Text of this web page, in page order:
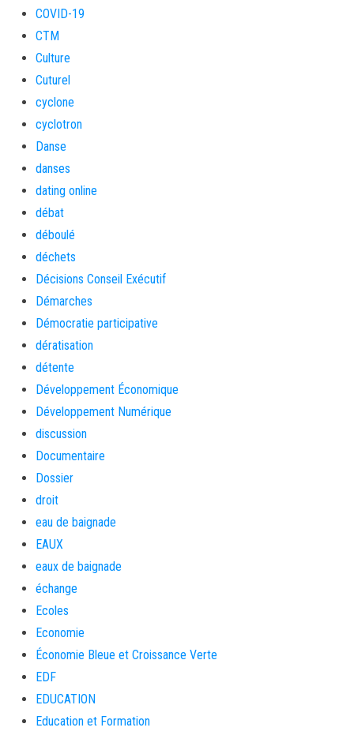
COVID-19
CTM
Culture
Cuturel
cyclone
cyclotron
Danse
danses
dating online
débat
déboulé
déchets
Décisions Conseil Exécutif
Démarches
Démocratie participative
dératisation
détente
Développement Économique
Développement Numérique
discussion
Documentaire
Dossier
droit
eau de baignade
EAUX
eaux de baignade
échange
Ecoles
Economie
Économie Bleue et Croissance Verte
EDF
EDUCATION
Education et Formation